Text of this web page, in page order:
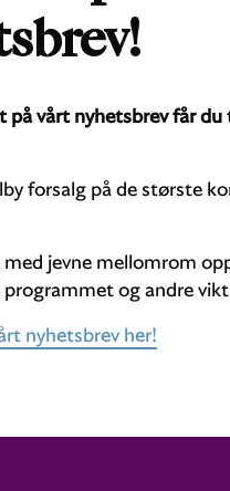
på vårt nyhetsbrev får
forsalg på de største
jevne mellomrom
og andre
nyhetsbrev her!